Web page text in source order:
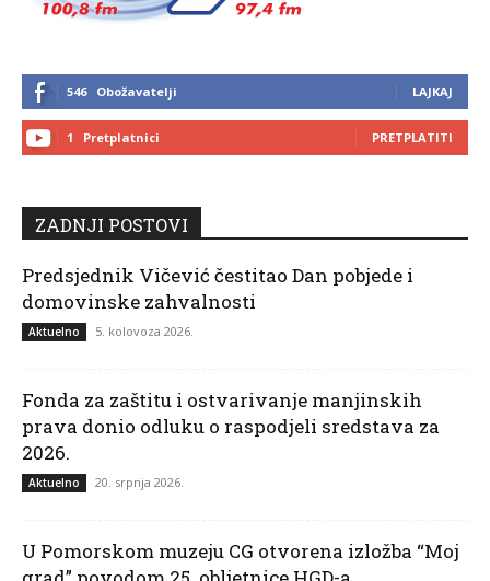
546 Obožavatelji LAJKAJ
1 Pretplatnici PRETPLATITI
ZADNJI POSTOVI
Predsjednik Vičević čestitao Dan pobjede i
domovinske zahvalnosti
Aktuelno 5. kolovoza 2026.
Fonda za zaštitu i ostvarivanje manjinskih
prava donio odluku o raspodjeli sredstava za
2026.
Aktuelno 20. srpnja 2026.
U Pomorskom muzeju CG otvorena izložba “Moj